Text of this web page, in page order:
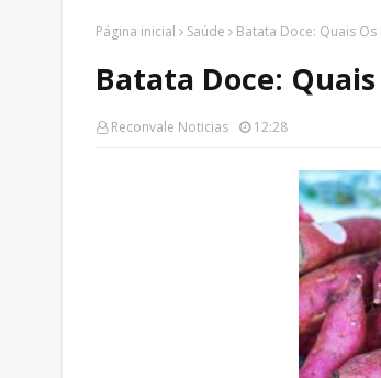
Página inicial Saúde Batata Doce: Quais
Batata Doce:
Reconvale Noticias 12:28